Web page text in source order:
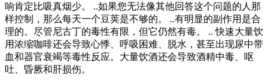
响肯定比吸真烟少。 ..如果您无法像其他回答这个问题的人那
样控制，那么每天一个豆荚是不够的。 ..有明显的副作用是合
理的。尽管尼古丁的毒性有限，但它仍然有毒。 .. 快速大量饮
用浓缩咖啡还会导致心悸、呼吸困难、脱水，甚至出现尿中带
血和器官衰竭等毒性反应。大量饮酒还会导致酒精中毒、呕
吐、昏厥和肝损伤。